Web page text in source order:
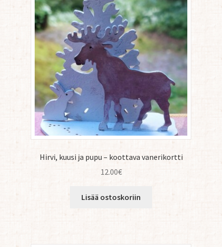
Hirvi, kuusi ja pupu – koottava vanerikortti
12.00€
Lisää ostoskoriin